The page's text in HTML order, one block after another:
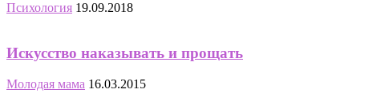
Психология 19.09.2018
Искусство наказывать и прощать
Молодая мама 16.03.2015